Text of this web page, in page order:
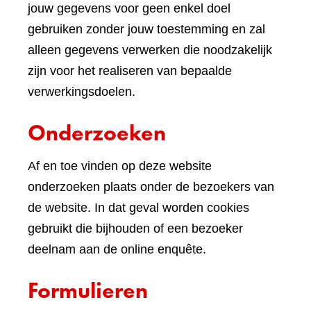
naar
een
andere
website)
jouw gegevens voor geen enkel doel
gebruiken zonder jouw toestemming en zal
alleen gegevens verwerken die noodzakelijk
zijn voor het realiseren van bepaalde
verwerkingsdoelen.
Onderzoeken
Af en toe vinden op deze website
onderzoeken plaats onder de bezoekers van
de website. In dat geval worden cookies
gebruikt die bijhouden of een bezoeker
deelnam aan de online enquête.
Formulieren